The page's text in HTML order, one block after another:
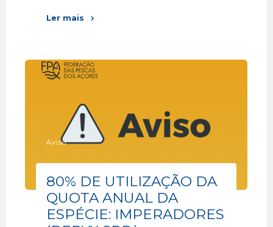
Ler mais
Aviso
80% DE UTILIZAÇÃO DA
QUOTA ANUAL DA
ESPÉCIE: IMPERADORES